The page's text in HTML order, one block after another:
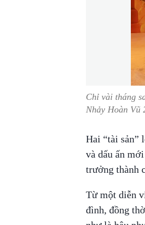
Chỉ vài tháng
Nhảy Hoàn Vũ
Hai “tài sản”
và dấu ấn
trưởng thành
Từ một diễn
đình, đồng